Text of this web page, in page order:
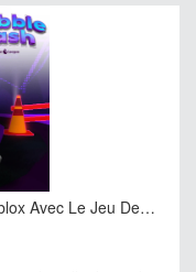
Avec Le Jeu De…